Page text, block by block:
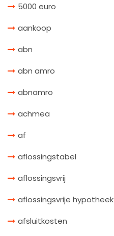
5000 euro
aankoop
abn
abn amro
abnamro
achmea
af
aflossingstabel
aflossingsvrij
aflossingsvrije hypotheek
afsluitkosten